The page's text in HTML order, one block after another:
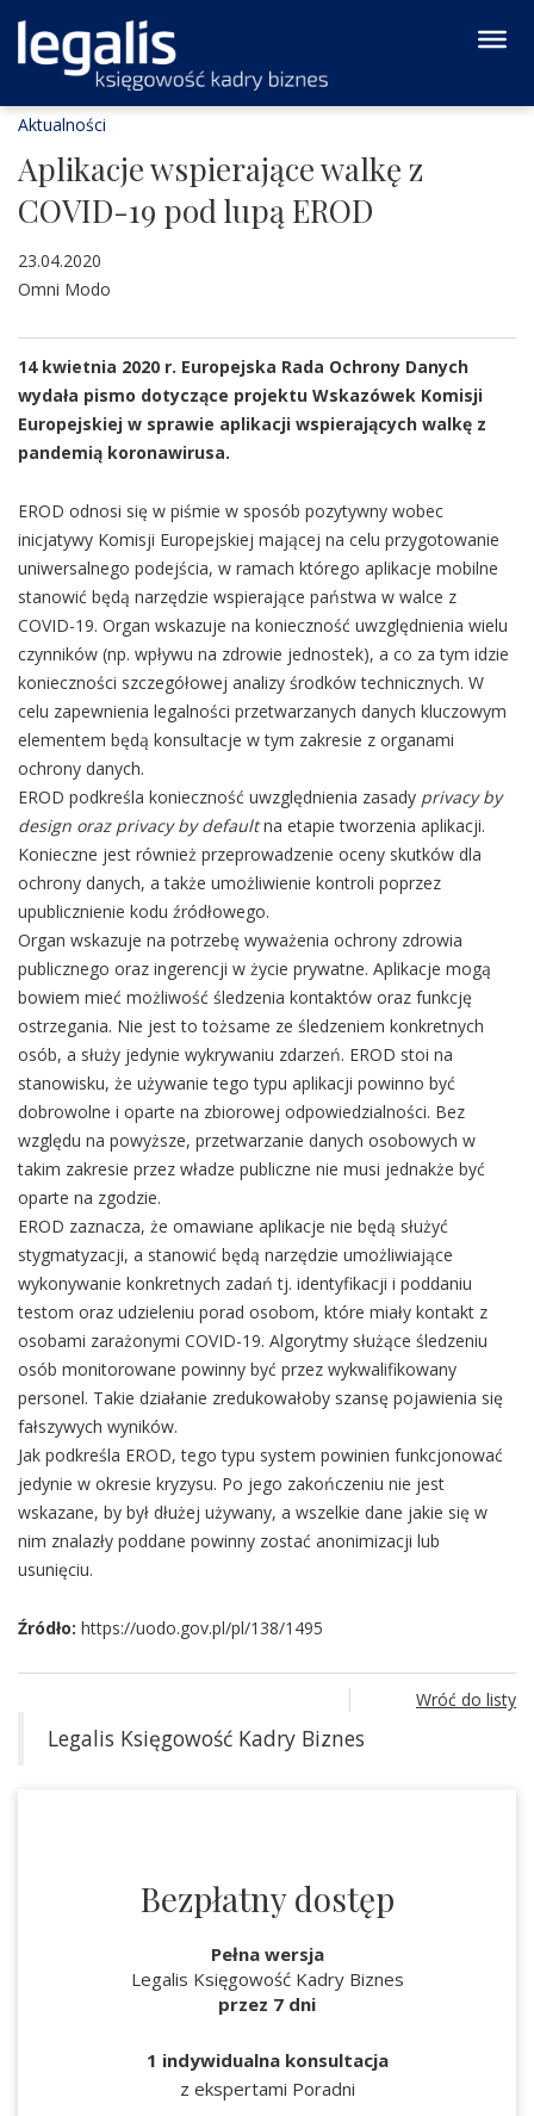
Aktualności
Aplikacje wspierające walkę z
COVID-19 pod lupą EROD
23.04.2020
Omni Modo
14 kwietnia 2020 r. Europejska Rada Ochrony Danych
wydała pismo dotyczące projektu Wskazówek Komisji
Europejskiej w sprawie aplikacji wspierających walkę z
pandemią koronawirusa.
EROD odnosi się w piśmie w sposób pozytywny wobec
inicjatywy Komisji Europejskiej mającej na celu przygotowanie
uniwersalnego podejścia, w ramach którego aplikacje mobilne
stanowić będą narzędzie wspierające państwa w walce z
COVID-19. Organ wskazuje na konieczność uwzględnienia wielu
czynników (np. wpływu na zdrowie jednostek), a co za tym idzie
konieczności szczegółowej analizy środków technicznych. W
celu zapewnienia legalności przetwarzanych danych kluczowym
elementem będą konsultacje w tym zakresie z organami
ochrony danych.
EROD podkreśla konieczność uwzględnienia zasady privacy by
design oraz privacy by defaultna etapie tworzenia aplikacji.
Konieczne jest również przeprowadzenie oceny skutków dla
ochrony danych, a także umożliwienie kontroli poprzez
upublicznienie kodu źródłowego.
Organ wskazuje na potrzebę wyważenia ochrony zdrowia
publicznego oraz ingerencji w życie prywatne. Aplikacje mogą
bowiem mieć możliwość śledzenia kontaktów oraz funkcję
ostrzegania. Nie jest to tożsame ze śledzeniem konkretnych
osób, a służy jedynie wykrywaniu zdarzeń. EROD stoi na
stanowisku, że używanie tego typu aplikacji powinno być
dobrowolne i oparte na zbiorowej odpowiedzialności. Bez
względu na powyższe, przetwarzanie danych osobowych w
takim zakresie przez władze publiczne nie musi jednakże być
oparte na zgodzie.
EROD zaznacza, że omawiane aplikacje nie będą służyć
stygmatyzacji, a stanowić będą narzędzie umożliwiające
wykonywanie konkretnych zadań tj. identyfikacji i poddaniu
testom oraz udzieleniu porad osobom, które miały kontakt z
osobami zarażonymi COVID-19. Algorytmy służące śledzeniu
osób monitorowane powinny być przez wykwalifikowany
personel. Takie działanie zredukowałoby szansę pojawienia się
fałszywych wyników.
Jak podkreśla EROD, tego typu system powinien funkcjonować
jedynie w okresie kryzysu. Po jego zakończeniu nie jest
wskazane, by był dłużej używany, a wszelkie dane jakie się w
nim znalazły poddane powinny zostać anonimizacji lub
usunięciu.
Źródło: https://uodo.gov.pl/pl/138/1495
Wróć do listy
Legalis Księgowość Kadry Biznes
Bezpłatny dostęp
Pełna wersja
Legalis Księgowość Kadry Biznes
przez 7 dni
1 indywidualna konsultacja
z ekspertami Poradni